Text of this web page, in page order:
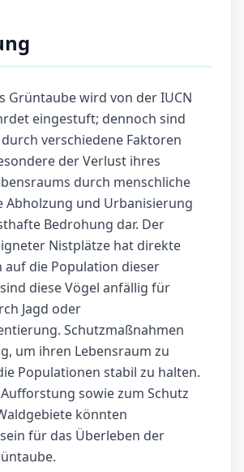
Grüntaube wird von der IUCN
eingestuft; dennoch sind
verschiedene Faktoren
der Verlust ihres
durch menschliche
Abholzung und Urbanisierung
Bedrohung dar. Der
Nistplätze hat direkte
auf die Population dieser
diese Vögel anfällig für
Jagd oder
Schutzmaßnahmen
um ihren Lebensraum zu
Populationen stabil zu halten.
sowie zum Schutz
könnten
für das Überleben der